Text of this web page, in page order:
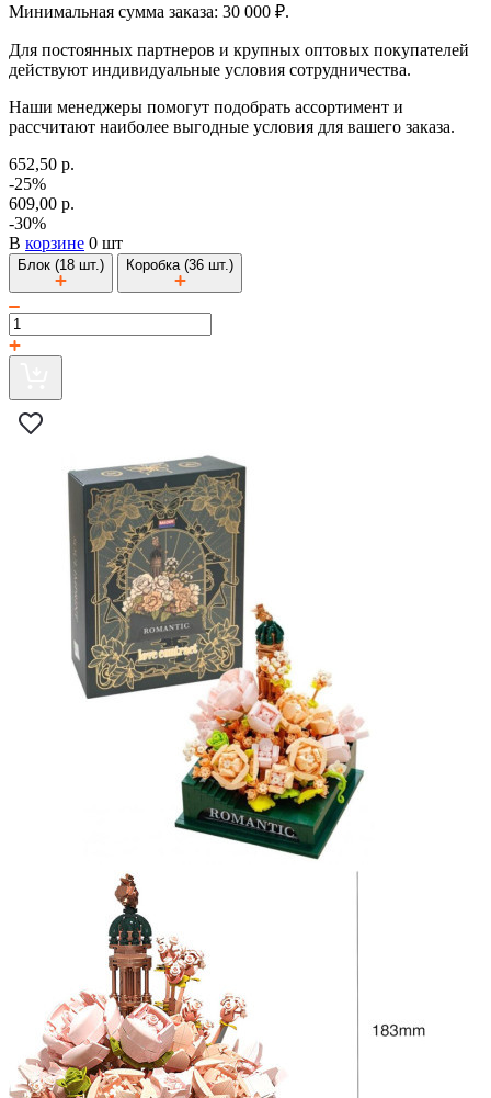
Минимальная сумма заказа: 30 000 ₽.
Для постоянных партнеров и крупных оптовых покупателей
действуют индивидуальные условия сотрудничества.
Наши менеджеры помогут подобрать ассортимент и
рассчитают наиболее выгодные условия для вашего заказа.
652,50 р.
-25%
609,00 р.
-30%
В корзине 0 шт
Блок (18 шт.) Коробка (36 шт.)